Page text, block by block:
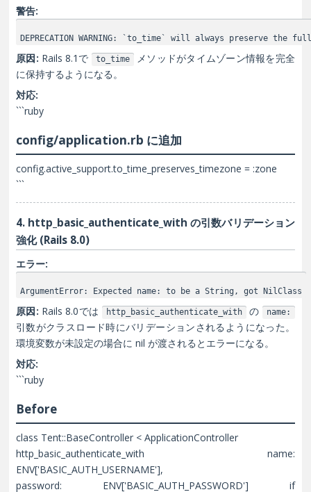
警告:
DEPRECATION WARNING: `to_time` will always preserve
原因: Rails 8.1で to_time メソッドがタイムゾーン情報を完全
に保持するようになる。
対応:
```ruby
config/application.rb に追加
config.active_support.to_time_preserves_timezone = :zone
```
4. http_basic_authenticate_with の引数バリデーション
強化 (Rails 8.0)
エラー:
ArgumentError: Expected name: to be a String, got NilClass
原因: Rails 8.0では http_basic_authenticate_with の name:
引数がクラスロード時にバリデーションされるようになった。
環境変数が未設定の場合に nil が渡されるとエラーになる。
対応:
```ruby
Before
class Tent::BaseController < ApplicationController
http_basic_authenticate_with name:
ENV['BASIC_AUTH_USERNAME'],
password: ENV['BASIC_AUTH_PASSWORD'] if